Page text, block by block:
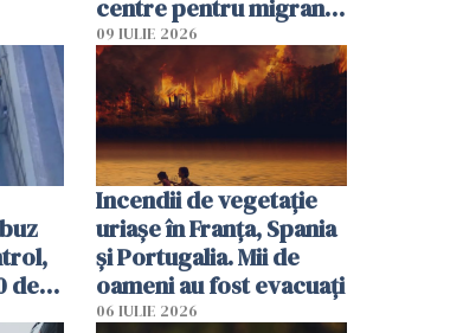
centre pentru migranții
respinși din UE
09 IULIE 2026
de
Incendii de vegetație
uriașe în Franța, Spania
și Portugalia. Mii de
oameni au fost evacuați
06 IULIE 2026